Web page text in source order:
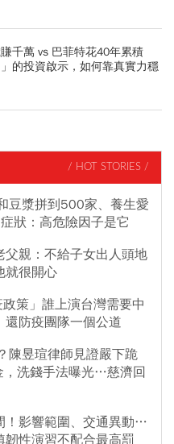
千萬 vs 巴菲特花40年累積
的投資啟示，如何靠真實力穩
/ HOT STORIES /
豆漿拼到500家、養生愛
狀：高危險因子是它
親：不給子女出人頭地
就很開心
政策」誰上演台灣需要中
還防疫團隊一個公道
陳昱瑄律師見證嚴下跪
洗錢手法曝光…慈濟回
！影響範圍、交通異動…
性演習不配合最高罰